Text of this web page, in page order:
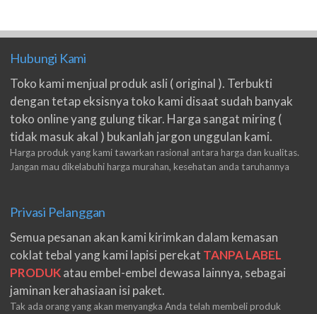
Hubungi Kami
Toko kami menjual produk asli ( original ). Terbukti
dengan tetap eksisnya toko kami disaat sudah banyak
toko online yang gulung tikar. Harga sangat miring (
tidak masuk akal ) bukanlah jargon unggulan kami.
Harga produk yang kami tawarkan rasional antara harga dan kualitas.
Jangan mau dikelabuhi harga murahan, kesehatan anda taruhannya
Privasi Pelanggan
Semua pesanan akan kami kirimkan dalam kemasan
coklat tebal yang kami lapisi perekat TANPA LABEL
PRODUKatau embel-embel dewasa lainnya, sebagai
jaminan kerahasiaan isi paket.
Tak ada orang yang akan menyangka Anda telah membeli produk